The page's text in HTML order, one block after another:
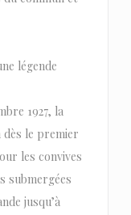
légende
1927, la
dès le premier
les convives
submergées
jusqu’à